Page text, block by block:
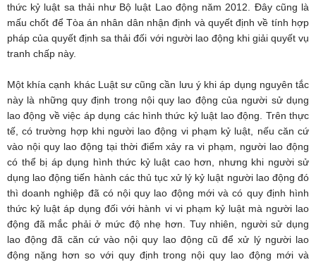
thức kỷ luật sa thải như Bộ luật Lao động năm 2012. Đây cũng là
mấu chốt để Tòa án nhân dân nhận định và quyết định về tính hợp
pháp của quyết định sa thải đối với người lao động khi giải quyết vụ
tranh chấp này.
Một khía cạnh khác Luật sư cũng cần lưu ý khi áp dụng nguyên tắc
này là những quy định trong nội quy lao động của người sử dụng
lao động về việc áp dụng các hình thức kỷ luật lao động. Trên thực
tế, có trường hợp khi người lao động vi phạm kỷ luật, nếu căn cứ
vào nội quy lao động tại thời điểm xảy ra vi phạm, người lao động
có thể bị áp dụng hình thức kỷ luật cao hơn, nhưng khi người sử
dụng lao động tiến hành các thủ tục xử lý kỷ luật người lao động đó
thì doanh nghiệp đã có nội quy lao động mới và có quy định hình
thức kỷ luật áp dụng đối với hành vi vi phạm kỷ luật mà người lao
động đã mắc phải ở mức độ nhẹ hơn. Tuy nhiên, người sử dụng
lao động đã căn cứ vào nội quy lao động cũ để xử lý người lao
động nặng hơn so với quy định trong nội quy lao động mới và